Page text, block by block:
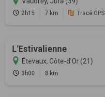
2h15 7 km Tracé GPS
L'Estivalienne
Étevaux, Côte-d'Or (21)
3h00 8 km